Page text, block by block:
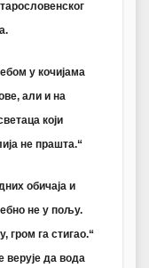
у кочијама
али и на
који
не прашта.“
обичаја и
не у пољу.
гром га стигао.“
верује да вода